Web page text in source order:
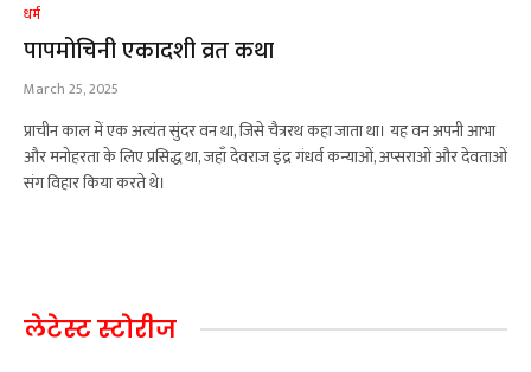
धर्म
पापमोचिनी एकादशी व्रत कथा
March 25, 2025
प्राचीन काल में एक अत्यंत सुंदर वन था, जिसे चैत्ररथ कहा जाता था। यह वन अपनी आभा
और मनोहरता के लिए प्रसिद्ध था, जहाँ देवराज इंद्र गंधर्व कन्याओं, अप्सराओं और देवताओं
संग विहार किया करते थे।
लेटेस्ट स्टोरीज